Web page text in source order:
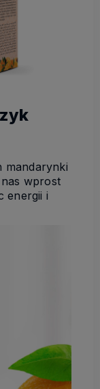
mandarynki
wprost
energii i